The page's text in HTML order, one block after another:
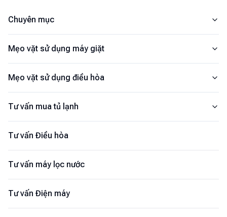
Chuyên mục
Mẹo vặt sử dụng máy giặt
Mẹo vặt sử dụng điều hòa
Tư vấn mua tủ lạnh
Tư vấn Điều hòa
Tư vấn máy lọc nước
Tư vấn Điện máy